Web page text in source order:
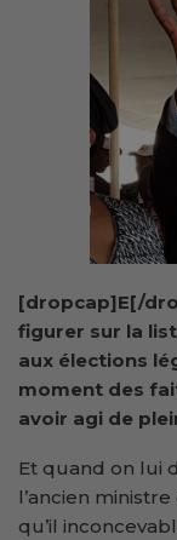
[dropcap]E[/
figurer sur la
aux élections
moment des
avoir agi de
Et quand on lui
l’ancien
qu’il